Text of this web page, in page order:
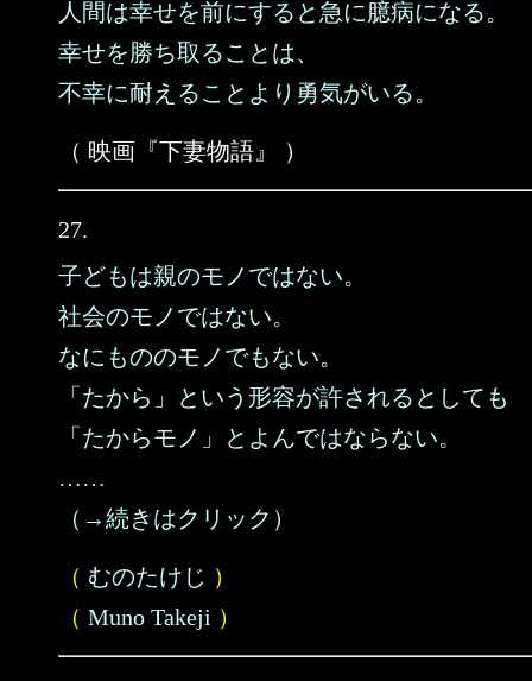
人間は幸せを前にすると急に臆病になる。
幸せを勝ち取ることは、
不幸に耐えることより勇気がいる。
（ 映画『下妻物語』 ）
27.
子どもは親のモノではない。
社会のモノではない。
なにもののモノでもない。
「たから」という形容が許されるとしても
「たからモノ」とよんではならない。
……
（→続きはクリック）
（ むのたけじ ）
（ Muno Takeji ）